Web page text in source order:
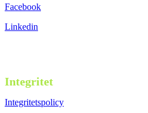
Facebook
Linkedin
Integritet
Integritetspolicy